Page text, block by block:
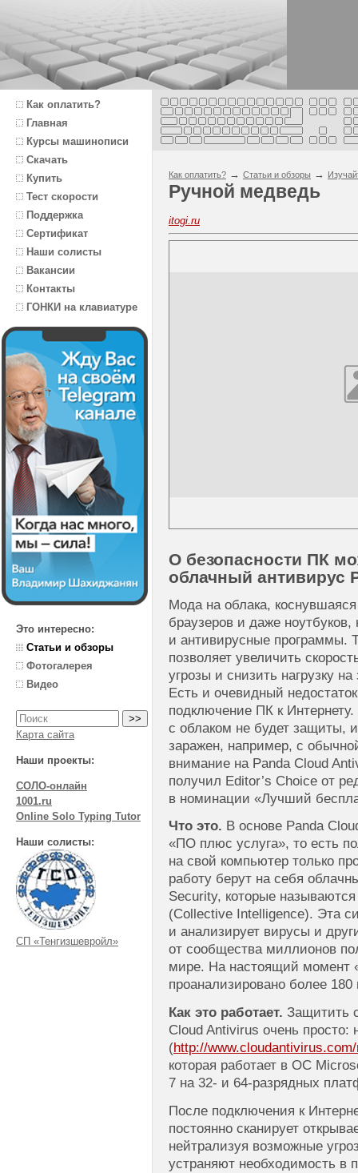
Как оплатить?
Главная
Курсы машинописи
Скачать
Купить
Тест скорости
Поддержка
Сертификат
Наши солисты
Вакансии
Контакты
ГОНКИ на клавиатуре
Это интересно:
Статьи и обзоры
Фотогалерея
Видео
Карта сайта
Наши проекты:
СОЛО-онлайн
1001.ru
Online Solo Typing Tutor
Наши солисты:
СП «Тенгизшевройл»
Как оплатить? → Статьи и обзоры →
Ручной медведь
itogi.ru
О безопасности ПК
облачный антивирус
Мода на облака,
браузеров и даже ноутбуков,
и антивирусные программы.
позволяет увеличить
угрозы и снизить нагрузку
Есть и очевидный
подключение ПК к
с облаком не будет защиты,
заражен, например, с
внимание на Panda Cloud
получил Editor’s Choice от
в номинации «Лучший
Что это. В основе Panda
«ПО плюс услуга», то есть
на свой компьютер только
работу берут на себя
Security, которые
(Collective Intelligence). Эта
и анализирует вирусы и
от сообщества миллионов
мире. На настоящий момент
проанализировано более
Как это работает. Защитить
Cloud Antivirus очень просто:
(http://
которая работает в ОС
7 на 32- и 64-разрядных
После подключения к
постоянно сканирует
нейтрализуя возможные
устраняют необходимость в